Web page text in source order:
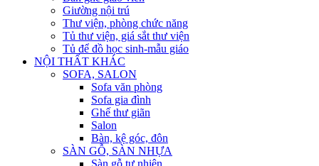
Giường nội trú
Thư viện, phòng chức năng
Tủ thư viện, giá sắt thư viện
Tủ để đồ học sinh-mẫu giáo
NỘI THẤT KHÁC
SOFA, SALON
Sofa văn phòng
Sofa gia đình
Ghế thư giãn
Salon
Bàn, kệ góc, đôn
SÀN GỖ, SÀN NHỰA